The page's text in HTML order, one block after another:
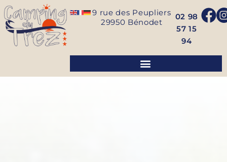
9 rue des Peupliers
29950 Bénodet
02 98
57 15
94